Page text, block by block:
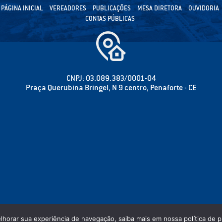
PÁGINA INICIAL VEREADORES PUBLICAÇÕES MESA DIRETORA
OUVIDORIA
CONTAS PÚBLICAS
CNPJ: 03.089.383/0001-04
Praça Querubina Bringel, N 9 centro, Penaforte - CE
sua experiência de navegação, saiba mais em nossa política de